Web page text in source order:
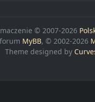
© 2007-2026
MyBB, © 2002-2026
Theme designed by